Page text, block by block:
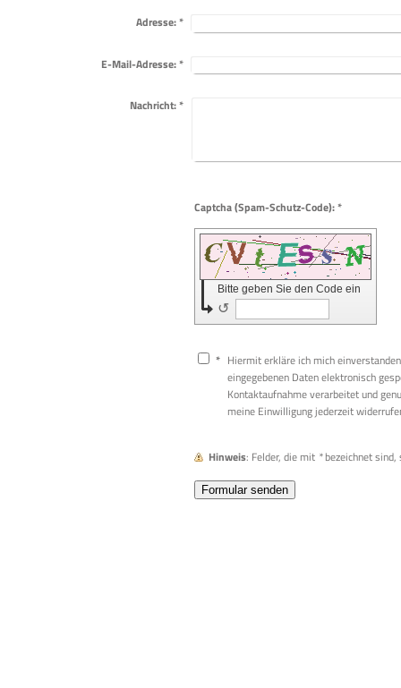
Adresse:*
E-Mail-Adresse:*
Nachricht:*
Captcha (Spam-Schutz-Code): *
Bitte geben Sie den Code ein
↺
* Hiermit erkläre ich mich
eingegebenen Daten elektronisch
Kontaktaufnahme verarbeitet und
meine Einwilligung jederzeit
Hinweis : Felder, die mit *bezeichnet sind,